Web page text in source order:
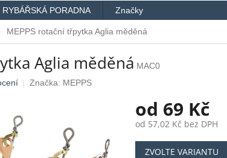
RYBÁŘSKÁ PORADNA Značky
MEPPS rotační třpytka Aglia měděná
Aglia měděná MAC0
Značka: MEPPS
od 69 Kč
od 57,02 Kč bez DPH
Měrná
cena:
ZVOLTE VARIANTU